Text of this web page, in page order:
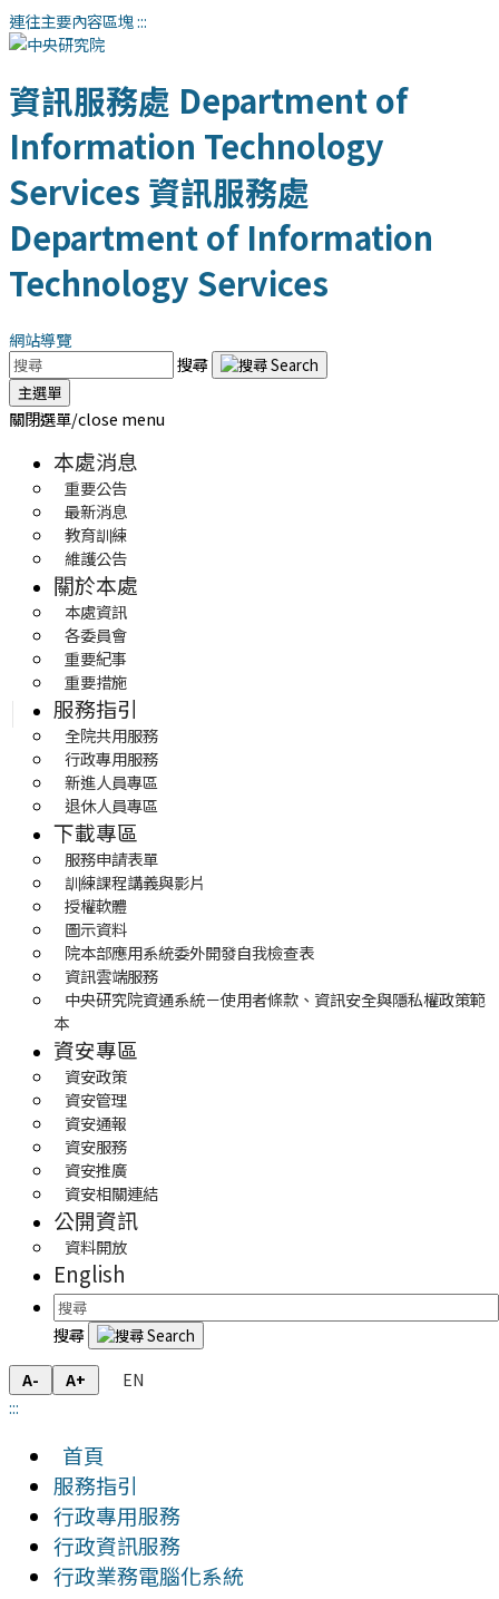
連往主要內容區塊:::
資訊服務處 Department of
Information Technology
Services 資訊服務處
Department of Information
Technology Services
網站導覽
搜尋
主選單
關閉選單/close menu
本處消息
重要公告
最新消息
教育訓練
維護公告
關於本處
本處資訊
各委員會
重要紀事
重要措施
服務指引
全院共用服務
行政專用服務
新進人員專區
退休人員專區
下載專區
服務申請表單
訓練課程講義與影片
授權軟體
圖示資料
院本部應用系統委外開發自我檢查表
資訊雲端服務
中央研究院資通系統－使用者條款、資訊安全與隱私權政策範
本
資安專區
資安政策
資安管理
資安通報
資安服務
資安推廣
資安相關連結
公開資訊
資料開放
English
搜尋
A- A+
EN
:::
首頁
服務指引
行政專用服務
行政資訊服務
行政業務電腦化系統